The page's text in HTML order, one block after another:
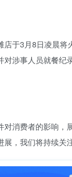
于3月8日凌晨将
涉事人员就餐纪
消费者的影响，
，我们将持续关注